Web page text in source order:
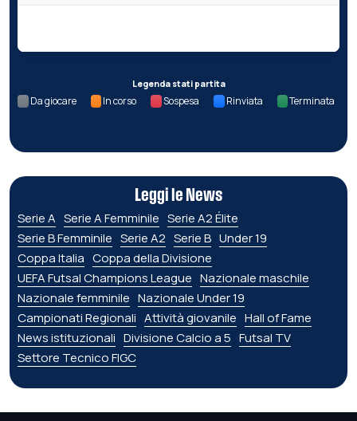
Legenda stati partita
Da giocare In corso Sospesa Rinviata Terminata
Leggi le News
Serie A Serie A Femminile Serie A2 Élite
Serie B Femminile Serie A2 Serie B Under 19
Coppa Italia Coppa della Divisione
UEFA Futsal Champions League Nazionale maschile
Nazionale femminile Nazionale Under 19
Campionati Regionali Attività giovanile Hall of Fame
News istituzionali Divisione Calcio a 5 Futsal TV
Settore Tecnico FIGC